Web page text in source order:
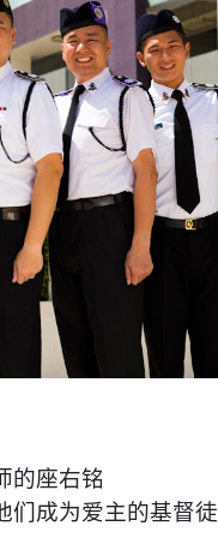
的座右铭
们成为爱主的基督徒